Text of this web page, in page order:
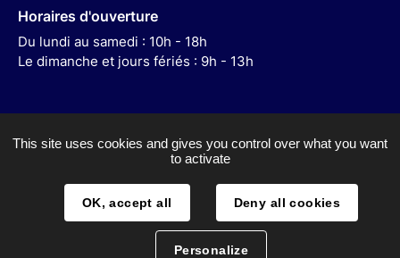
Horaires d'ouverture
Du lundi au samedi : 10h - 18h
Le dimanche et jours fériés : 9h - 13h
MENTIONS LÉGALES
This site uses cookies and gives you control over what you want
to activate
OK, accept all Deny all cookies
Personalize